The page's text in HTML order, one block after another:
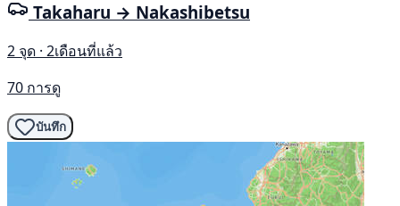
Takaharu → Nakashibetsu
2 จุด · 2เดือนที่แล้ว
70 การดู
บันทึก